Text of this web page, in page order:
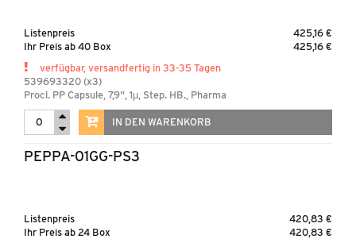
Listenpreis
425,16 €
Ihr Preis ab 40 Box
425,16 €
verfügbar, versandfertig in 33-35 Tagen
539693320 (x3)
Procl. PP Capsule, 7,9", 1µ, Step. HB., Pharma
IN DEN WARENKORB
PEPPA-01GG-PS3
Listenpreis
420,83 €
Ihr Preis ab 24 Box
420,83 €